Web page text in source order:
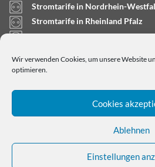
Wir verwenden Cookies, um unsere Website
optimieren.
Cookies
Ablehnen
Einstellungen
Stromtarife in Nordrhein-
Stromtarife in Rheinland Pfalz
Stromtarife in Saarland
Stromtarife in Schleswig-Holstein
Copyright © 2024